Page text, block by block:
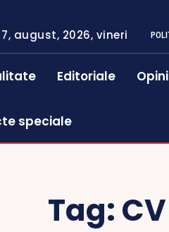
7, august, 2026, vineri
Editoriale
speciale
Tag: CV